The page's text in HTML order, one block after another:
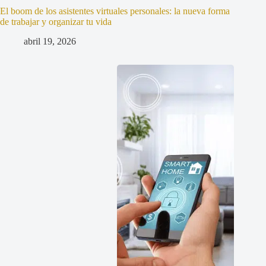
El boom de los asistentes virtuales personales: la nueva forma
de trabajar y organizar tu vida
abril 19, 2026